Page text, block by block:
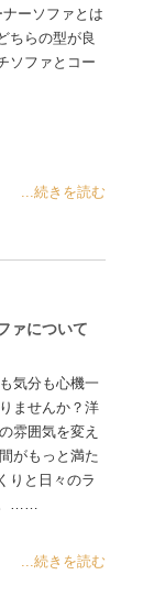
ーソファとは
ちらの型が良
ソファとコー
...続きを読む
ァについて
気分も心機一
ませんか？洋
雰囲気を変え
がもっと満た
りと日々のラ
……
...続きを読む